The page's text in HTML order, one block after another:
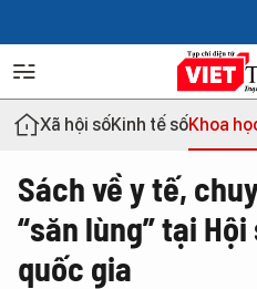
Xã hội sốKinh tế sốKhoa
Sách về y tế,
“săn lùng” tại
quốc gia